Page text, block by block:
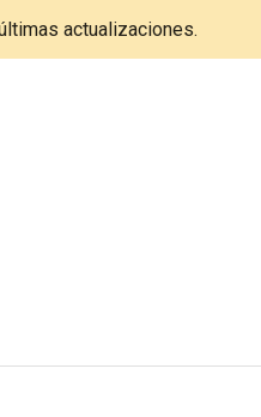
actualizaciones.